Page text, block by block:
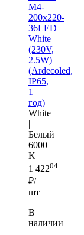
M4-
200x220-
36LED
White
(230V,
2.5W)
(Ardecoled,
IP65,
1
год)
White
|
Белый
6000
K
1 42204
₽/
шт
В
наличии